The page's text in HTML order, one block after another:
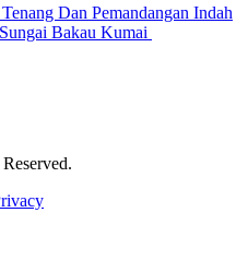
Dan Pemandangan Indah
Bakau Kumai